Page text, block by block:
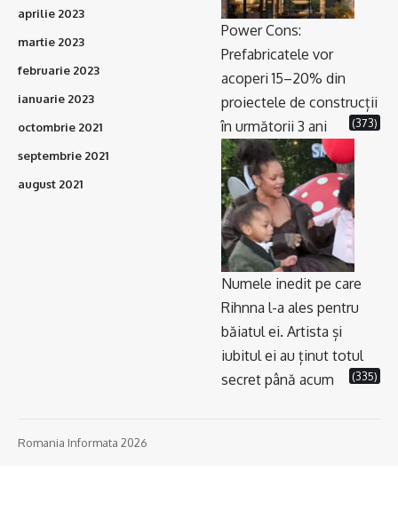
aprilie 2023
martie 2023
februarie 2023
ianuarie 2023
octombrie 2021
septembrie 2021
august 2021
Power Cons:
Prefabricatele vor
acoperi 15–20% din
proiectele de construcții
în următorii 3 ani
(373)
Numele inedit pe care
Rihnna l-a ales pentru
băiatul ei. Artista și
iubitul ei au ținut totul
secret până acum
(335)
Romania Informata 2026